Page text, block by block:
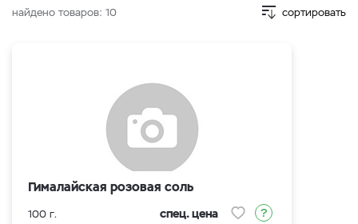
найдено товаров: 10 сортировать
Гималайская розовая соль
100 г. спец. цена